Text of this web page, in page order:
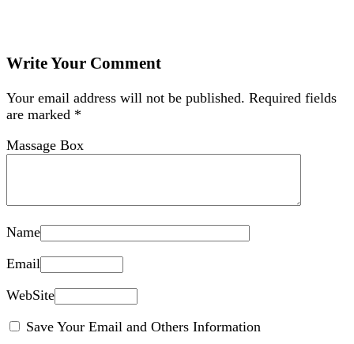
Write Your Comment
Your email address will not be published. Required fields
are marked *
Massage Box
Name
Email
WebSite
Save Your Email and Others Information